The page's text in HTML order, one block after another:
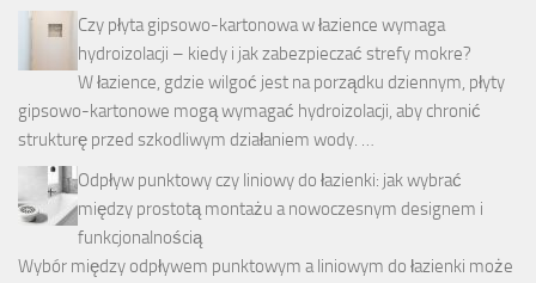
Czy płyta gipsowo-kartonowa w łazience wymaga
hydroizolacji – kiedy i jak zabezpieczać strefy mokre?
W łazience, gdzie wilgoć jest na porządku dziennym, płyty
gipsowo-kartonowe mogą wymagać hydroizolacji, aby chronić
strukturę przed szkodliwym działaniem wody. …
Odpływ punktowy czy liniowy do łazienki: jak wybrać
między prostotą montażu a nowoczesnym designem i
funkcjonalnością
Wybór między odpływem punktowym a liniowym do łazienki może